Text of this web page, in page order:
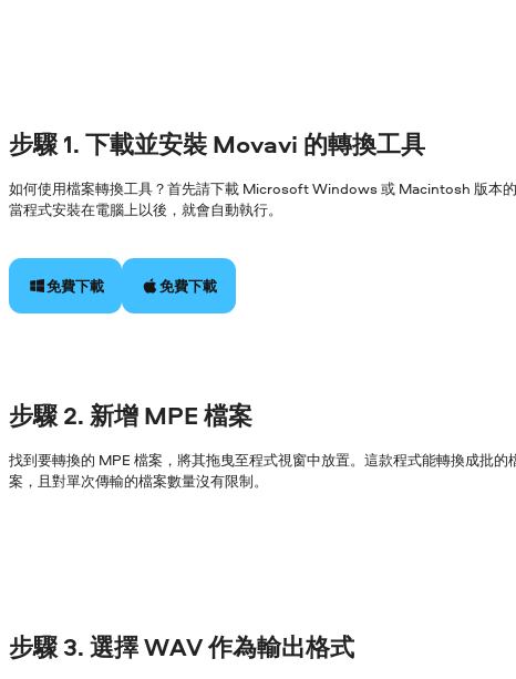
步驟 1. 下載並安裝 Movavi 的轉換工具
如何使用檔案轉換工具？首先請下載 Microsoft Windows 或 Macintosh 版本的
當程式安裝在電腦上以後，就會自動執行。
免費下載 免費下載
步驟 2. 新增 MPE 檔案
找到要轉換的 MPE 檔案，將其拖曳至程式視窗中放置。這款程式能轉換成批的
案，且對單次傳輸的檔案數量沒有限制。
步驟 3. 選擇 WAV 作為輸出格式